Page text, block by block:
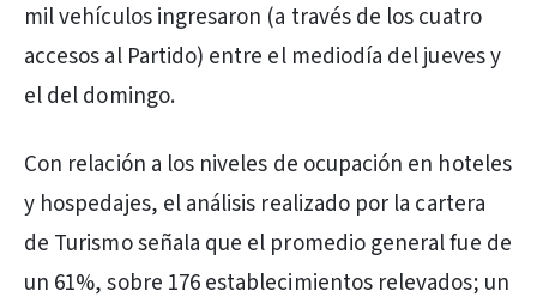
mil vehículos ingresaron (a través de los cuatro
accesos al Partido) entre el mediodía del jueves y
el del domingo.
Con relación a los niveles de ocupación en hoteles
y hospedajes, el análisis realizado por la cartera
de Turismo señala que el promedio general fue de
un 61%, sobre 176 establecimientos relevados; un